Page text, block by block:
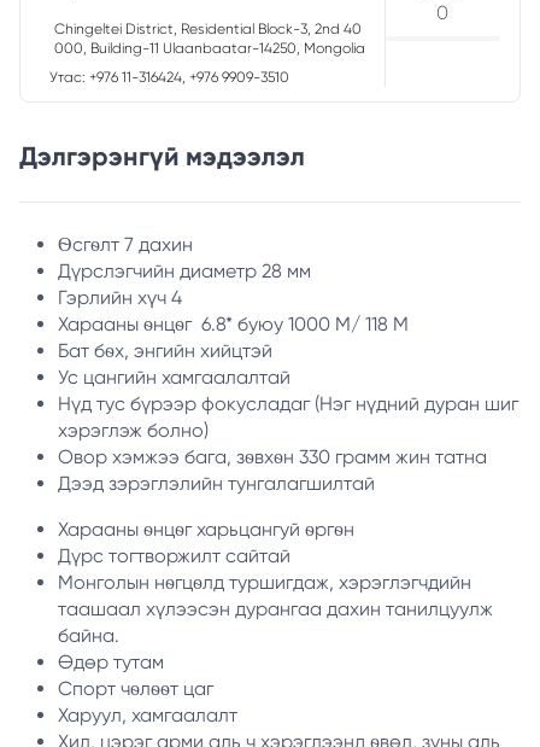
Chingeltei District, Residential Block-3, 2nd 40
000, Building-11 Ulaanbaatar-14250, Mongolia
Утас: +976 11-316424, +976 9909-3510
0
Дэлгэрэнгүй мэдээлэл
Ѳсгѳлт 7 дахин
Дүрслэгчийн диаметр 28 мм
Гэрлийн хүч 4
Харааны ѳнцѳг 6.8* буюу 1000 М/ 118 М
Бат бѳх, энгийн хийцтэй
Ус цангийн хамгаалалтай
Нүд тус бүрээр фокусладаг (Нэг нүдний дуран шиг
хэрэглэж болно)
Овор хэмжээ бага, зѳвхѳн 330 грамм жин татна
Дээд зэрэглэлийн тунгалагшилтай
Харааны ѳнцѳг харьцангуй ѳргѳн
Дүрс тогтворжилт сайтай
Монголын нѳгцѳлд туршигдаж, хэрэглэгчдийн
таашаал хүлээсэн дурангаа дахин танилцуулж
байна.
Өдөр тутам
Спорт чѳлѳѳт цаг
Харуул, хамгаалалт
Хил, цэрэг арми аль ч хэрэглээнд ѳвөл, зуны аль